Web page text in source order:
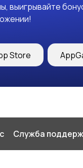
выигрывайте
Store
Служба